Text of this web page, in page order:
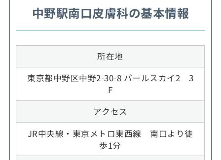
中野駅南口皮膚科の基本情報
所在地
東京都中野区中野2-30-8 パールスカイ2 3
F
アクセス
JR中央線・東京メトロ東西線 南口より徒
歩1分